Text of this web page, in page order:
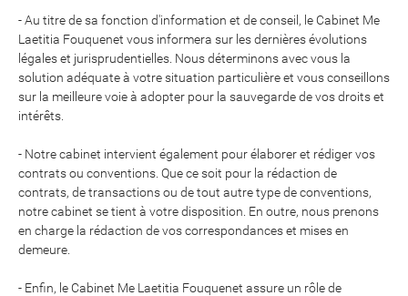
- Au titre de sa fonction d'information et de conseil, le Cabinet Me
Laetitia Fouquenet vous informera sur les dernières évolutions
légales et jurisprudentielles. Nous déterminons avec vous la
solution adéquate à votre situation particulière et vous conseillons
sur la meilleure voie à adopter pour la sauvegarde de vos droits et
intérêts.
- Notre cabinet intervient également pour élaborer et rédiger vos
contrats ou conventions. Que ce soit pour la rédaction de
contrats, de transactions ou de tout autre type de conventions,
notre cabinet se tient à votre disposition. En outre, nous prenons
en charge la rédaction de vos correspondances et mises en
demeure.
- Enfin, le Cabinet Me Laetitia Fouquenet assure un rôle de